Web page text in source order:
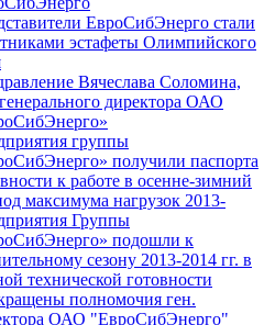
ЕвроСибЭнерго стали
эстафеты Олимпийского
Вячеслава Соломина,
директора ОАО
группы
получили паспорта
к работе в осенне-зимний
максимума нагрузок 2013-
Группы
подошли к
сезону 2013-2014 гг. в
технической готовности
полномочия ген.
ОАО "ЕвроСибЭнерго"